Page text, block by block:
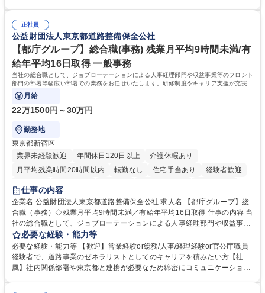
幅広い業務の体得が可能で、多様なキャリアパスを描くことも可能です。
募集職種 【総務】未経験歓迎◎/リモート可/世界で唯一の事業/福利厚生◎/
再雇用有
対処できる・新しいことに興味関心がある 【魅力】■自己啓発支援：資格
取得や通信教育など費用の80%（年間25万円まで）を補助 ■住宅手当：家
賃の50%（月額7万円まで）を補助 学歴・資格 学歴：大学院 大学 語学
力： 資格：
正社員
公益財団法人東京都道路整備保全公社
【都庁グループ】総合職(事務) 残業月平均9時間未満/有
給年平均16日取得 一般事務
当社の総合職として、ジョブローテーションによる人事経理部門や収益事業等のフロント
部門の部署等幅広い部署での業務をお任せいたします。研修制度やキャリア支援が充実し
ております！ ※下記業務詳細
月給
22万1500円～30万円
勤務地
東京都新宿区
業界未経験歓迎
年間休日120日以上
介護休暇あり
月平均残業時間20時間以内
転勤なし 住宅手当あり
経験者歓迎
研修あり
退職金あり
駅近5分以内
資格取得手当あり 食事補助あり
仕事の内容
企業名 公益財団法人東京都道路整備保全公社 求人名 【都庁グループ】総
合職（事務）◇残業月平均9時間未満／有給年平均16日取得 仕事の内容 当
社の総合職として、ジョブローテーションによる人事経理部門や収益事業
等のフロント部門の部署等幅広い部署での業務をお任せいたします。研修
制度やキャリア支援が充実しております！ ※下記業務詳細 【業務詳細】■
管理部門：広報、人事、経理など当公社の運営に係る管理業務 ■収益部
門：駐車場の新規開拓、管理運営、新宿駅西口広場の「イベントコーナ
必要な経験・能力等
必要な経験・能力等 【歓迎】営業経験or総務/人事/経理経験or官公庁職員
経験者で、道路事業のゼネラリストとしてのキャリアを積みたい方【社
風】社内関係部署や東京都と連携が必要なため綿密にコミュニケーション